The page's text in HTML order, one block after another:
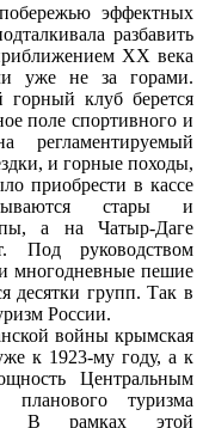
эффектных
разбавить
ХХ века
уже не за горами.
клуб берется
поле спортивного и
регламентируемый
и горные походы,
приобрести в кассе
стары и
а на Чатыр-Даге
Под руководством
многодневные пешие
десятки групп. Так в
России.
войны крымская
к 1923-му году, а к
Центральным
туризма
В рамках этой